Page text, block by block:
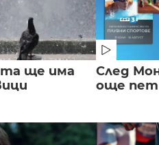
ще има
След
още пет